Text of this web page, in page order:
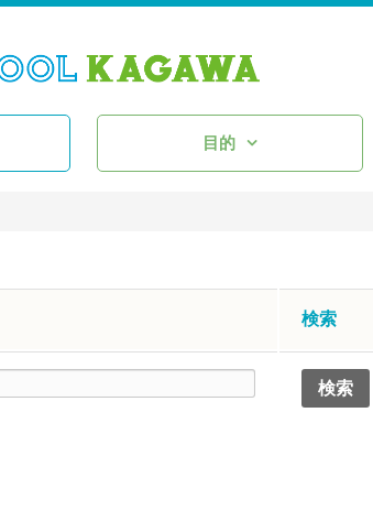
目的
検索